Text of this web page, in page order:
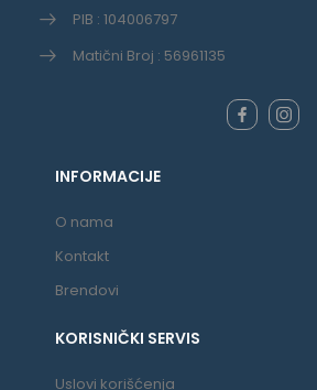
PIB : 104006797
Matični Broj : 56961135
INFORMACIJE
O nama
Kontakt
Brendovi
KORISNIČKI SERVIS
Uslovi korišćenja